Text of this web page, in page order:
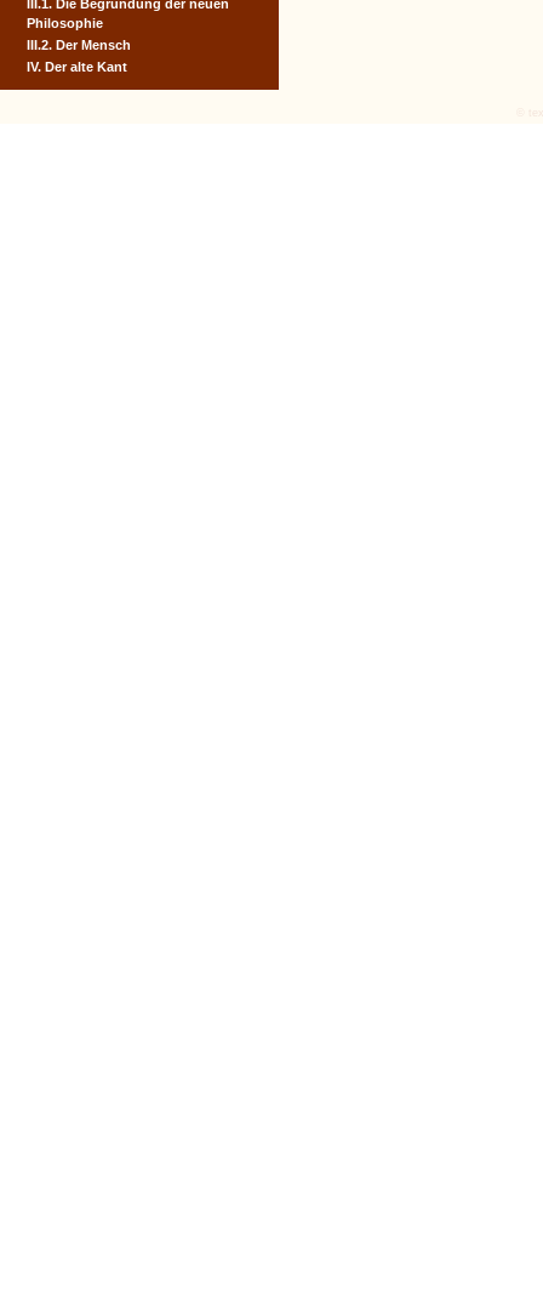
III.1. Die Begründung der neuen
Philosophie
III.2. Der Mensch
IV. Der alte Kant